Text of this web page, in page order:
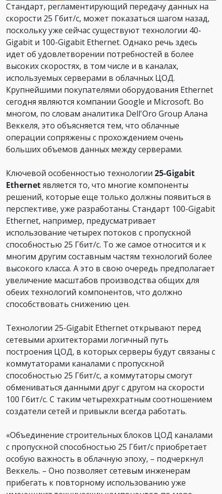
Стандарт, регламентирующий передачу данных на
скорости 25 Гбит/с, может показаться шагом назад,
поскольку уже сейчас существуют технологии 40-
Gigabit и 100-Gigabit Ethernet. Однако речь здесь
идет об удовлетворении потребностей в более
высоких скоростях, в том числе и в каналах,
используемых серверами в облачных ЦОД.
Крупнейшими покупателями оборудования Ethernet
сегодня являются компании Google и Microsoft. Во
многом, по словам аналитика Dell'Oro Group Алана
Веккеля, это объясняется тем, что облачные
операции сопряжены с прохождением очень
больших объемов данных между серверами.
Ключевой особенностью технологии 25-Gigabit
Ethernetявляется то, что многие компоненты
решений, которые еще только должны появиться в
перспективе, уже разработаны. Стандарт 100-Gigabit
Ethernet, например, предусматривает
использование четырех потоков с пропускной
способностью 25 Гбит/с. То же самое относится и к
многим другим составным частям технологий более
высокого класса. А это в свою очередь предполагает
увеличение масштабов производства общих для
обеих технологий компонентов, что должно
способствовать снижению цен.
Технологии 25-Gigabit Ethernet открывают перед
сетевыми архитекторами логичный путь
построения ЦОД, в которых серверы будут связаны с
коммутаторами каналами с пропускной
способностью 25 Гбит/с, а коммутаторы смогут
обмениваться данными друг с другом на скорости
100 Гбит/с. С таким четырехкратным соотношением
создатели сетей и привыкли всегда работать.
«Объединение строительных блоков ЦОД каналами
с пропускной способностью 25 Гбит/с приобретает
особую важность в облачную эпоху, – подчеркнул
Веккель. – Оно позволяет сетевым инженерам
прибегать к повторному использованию уже